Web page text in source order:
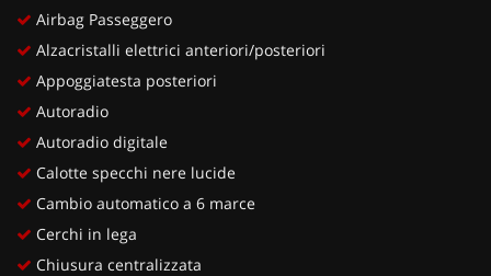
Airbag Passeggero
Alzacristalli elettrici anteriori/posteriori
Appoggiatesta posteriori
Autoradio
Autoradio digitale
Calotte specchi nere lucide
Cambio automatico a 6 marce
Cerchi in lega
Chiusura centralizzata